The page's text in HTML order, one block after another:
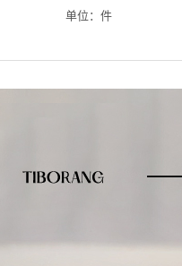
单位：件